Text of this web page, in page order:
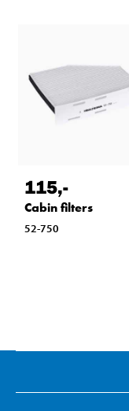
115,-
Cabin filters
52-750